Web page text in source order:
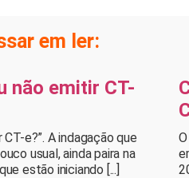
em ler:
não emitir CT-
e?”. A indagação que
usual, ainda paira na
estão iniciando [...]